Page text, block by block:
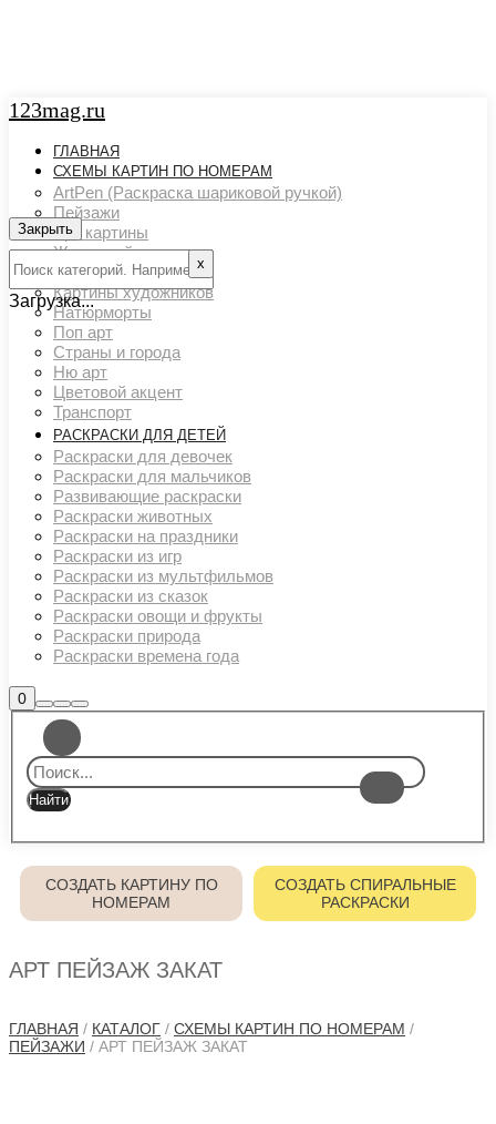
123mag.ru
ГЛАВНАЯ
СХЕМЫ КАРТИН ПО НОМЕРАМ
ArtPen (Раскраска шариковой ручкой)
Пейзажи
Арт картины
Животный мир
Люди
Картины художников
Натюрморты
Поп арт
Страны и города
Ню арт
Цветовой акцент
Транспорт
РАСКРАСКИ ДЛЯ ДЕТЕЙ
Раскраски для девочек
Раскраски для мальчиков
Развивающие раскраски
Раскраски животных
Раскраски на праздники
Раскраски из игр
Раскраски из мультфильмов
Раскраски из сказок
Раскраски овощи и фрукты
Раскраски природа
Раскраски времена года
0Боковая
панель
магазина
Найти
Больше
информации
Главное
меню
СОЗДАТЬ КАРТИНУ ПО
НОМЕРАМ
СОЗДАТЬ СПИРАЛЬНЫЕ
РАСКРАСКИ
АРТ ПЕЙЗАЖ ЗАКАТ
ГЛАВНАЯ / КАТАЛОГ / СХЕМЫ КАРТИН ПО НОМЕРАМ /
ПЕЙЗАЖИ / АРТ ПЕЙЗАЖ ЗАКАТ
Закрыть
х
Загрузка...